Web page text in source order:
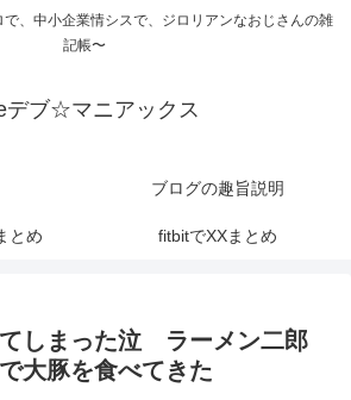
、中小企業情シスで、ジロリアンなおじさんの雑
記帳〜
デブ☆マニアックス
ブログの趣旨説明
とめ fitbitでXXまとめ
しまった泣 ラーメン二郎
大豚を食べてきた